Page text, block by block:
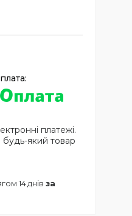
платежі.
який товар
14 днів за